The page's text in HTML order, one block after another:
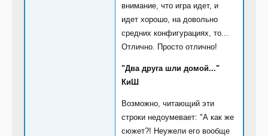
внимание, что игра идет, и
идет хорошо, на довольно
средних конфигурациях, то...
Отлично. Просто отлично!
"Два друга шли домой..."
КиШ
Возможно, читающий эти
строки недоумевает: "А как же
сюжет?! Неужели его вообще